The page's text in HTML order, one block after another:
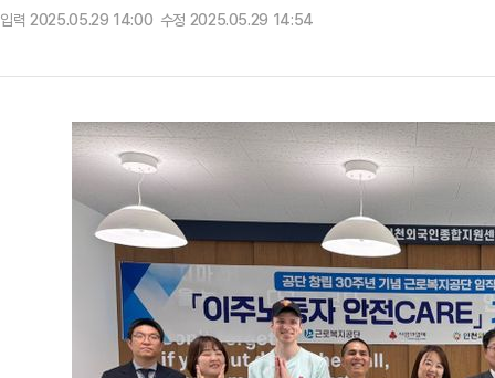
입력 2025.05.29 14:00 수정 2025.05.29 14:54